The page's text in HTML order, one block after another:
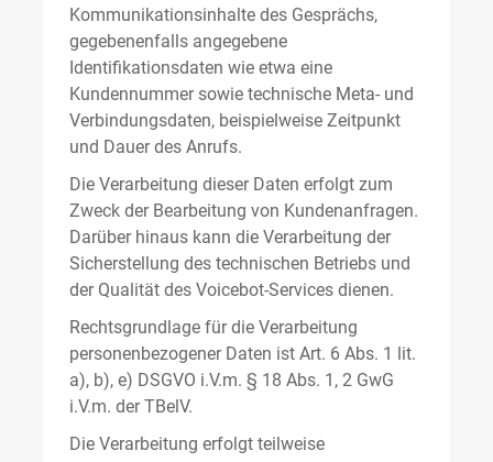
Kommunikationsinhalte des Gesprächs,
gegebenenfalls angegebene
Identifikationsdaten wie etwa eine
Kundennummer sowie technische Meta- und
Verbindungsdaten, beispielweise Zeitpunkt
und Dauer des Anrufs.
Die Verarbeitung dieser Daten erfolgt zum
Zweck der Bearbeitung von Kundenanfragen.
Darüber hinaus kann die Verarbeitung der
Sicherstellung des technischen Betriebs und
der Qualität des Voicebot-Services dienen.
Rechtsgrundlage für die Verarbeitung
personenbezogener Daten ist Art. 6 Abs. 1 lit.
a), b), e) DSGVO i.V.m. § 18 Abs. 1, 2 GwG
i.V.m. der TBelV.
Die Verarbeitung erfolgt teilweise